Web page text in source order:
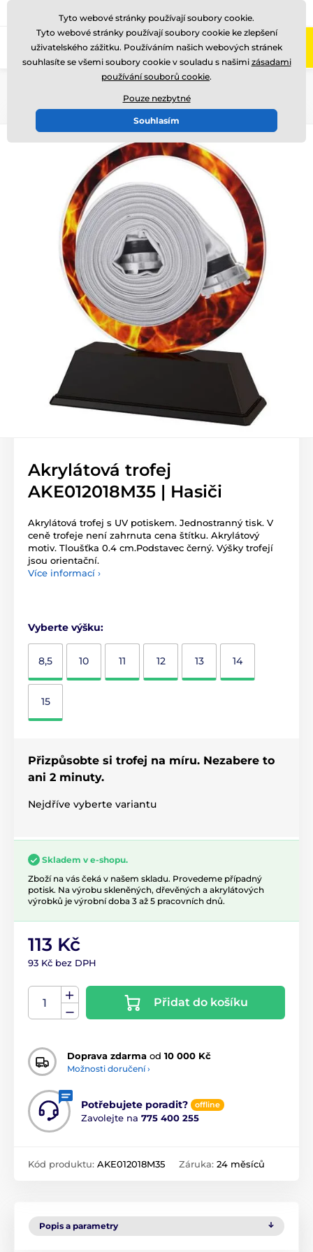
Zavolejte nám (Po-Pá 8-17)
Akrylátová trofej
AKE012018M35 | Hasiči
Akrylátová trofej s UV potiskem. Jednostranný tisk. V
ceně trofeje není zahrnuta cena štítku. Akrylátový
motiv. Tloušťka 0.4 cm.Podstavec černý. Výšky trofejí
jsou orientační.
Více informací ›
Vyberte výšku:
8,5 10 11 12 13 14
15
Přizpůsobte si trofej na míru. Nezabere to
ani 2 minuty.
Nejdříve vyberte variantu
Skladem v e-shopu.
Zboží na vás čeká v našem skladu. Provedeme případný
potisk. Na výrobu skleněných, dřevěných a akrylátových
výrobků je výrobní doba 3 až 5 pracovních dnů.
113 Kč
93 Kč bez DPH
Přidat do košíku
Doprava zdarma od 10 000 Kč
Možnosti doručení ›
Potřebujete poradit? offline
Zavolejte na 775 400 255
Kód produktu: AKE012018M35 Záruka: 24 měsíců
Popis a parametry
Tyto webové stránky používají soubory cookie.
Tyto webové stránky používají soubory cookie ke zlepšení
uživatelského zážitku. Používáním našich webových stránek
souhlasíte se všemi soubory cookie v souladu s našimi zásadami
používání souborů cookie.
Pouze nezbytné
Souhlasím